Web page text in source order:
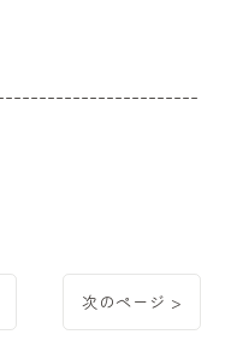
次のページ >